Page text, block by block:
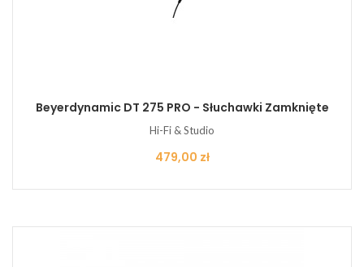
Beyerdynamic DT 275 PRO - Słuchawki Zamknięte
Hi-Fi & Studio
Cena
479,00 zł